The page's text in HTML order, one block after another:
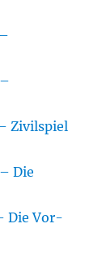
Zivilspiel
Die
Die Vor-